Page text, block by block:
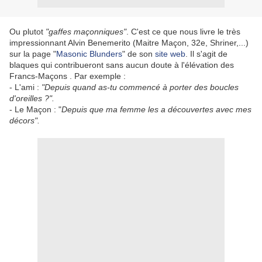
Ou plutot "gaffes maçonniques". C'est ce que nous livre le très
impressionnant Alvin Benemerito (Maitre Maçon, 32e, Shriner,...)
sur la page "Masonic Blunders" de son site web . Il s'agit de
blaques qui contribueront sans aucun doute à l'élévation des
Francs-Maçons . Par exemple :
- L'ami : "Depuis quand as-tu commencé à porter des boucles
d'oreilles ?".
- Le Maçon : "Depuis que ma femme les a découvertes avec mes
décors".